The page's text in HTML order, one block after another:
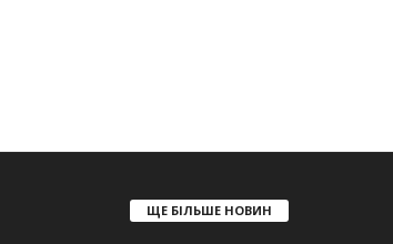
ЩЕ БІЛЬШЕ НОВИН